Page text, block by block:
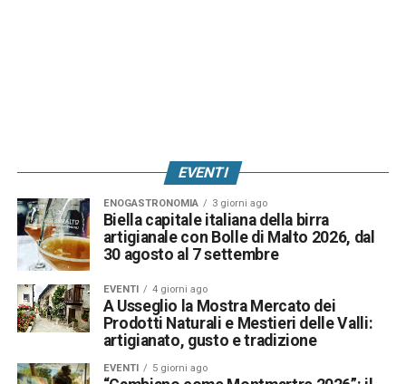
EVENTI
ENOGASTRONOMIA 3 giorni ago
Biella capitale italiana della birra
artigianale con Bolle di Malto 2026, dal
30 agosto al 7 settembre
EVENTI 4 giorni ago
A Usseglio la Mostra Mercato dei
Prodotti Naturali e Mestieri delle Valli:
artigianato, gusto e tradizione
EVENTI 5 giorni ago